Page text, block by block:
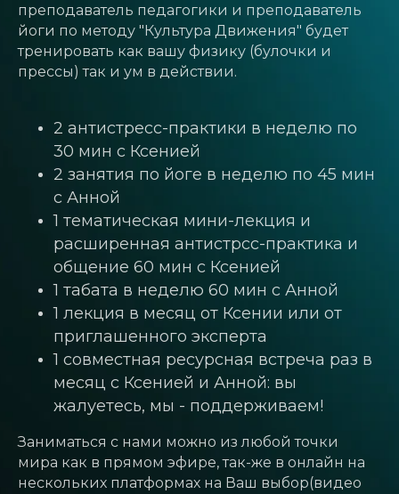
преподаватель педагогики и преподаватель
йоги по методу "Культура Движения" будет
тренировать как вашу физику (булочки и
прессы) так и ум в действии.
2 антистресс-практики в неделю по
30 мин с Ксенией
2 занятия по йоге в неделю по 45 мин
с Анной
1 тематическая мини-лекция и
расширенная антистрсс-практика и
общение 60 мин с Ксенией
1 табата в неделю 60 мин с Анной
1 лекция в месяц от Ксении или от
приглашенного эксперта
1 совместная ресурсная встреча раз в
месяц c Ксенией и Анной: вы
жалуетесь, мы - поддерживаем!
Заниматься с нами можно из любой точки
мира как в прямом эфире, так-же в онлайн на
нескольких платформах на Ваш выбор(видео